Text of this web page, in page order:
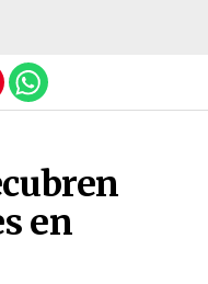
en
móvil